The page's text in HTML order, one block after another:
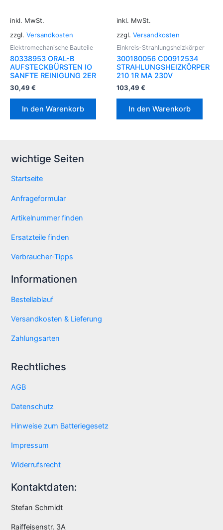
inkl. MwSt.
zzgl. Versandkosten
Elektromechanische Bauteile
80338953 ORAL-B
AUFSTECKBÜRSTEN IO
SANFTE REINIGUNG 2ER
30,49 €
In den Warenkorb
inkl. MwSt.
zzgl. Versandkosten
Einkreis-Strahlungsheizkörper
300180056 C00912534
STRAHLUNGSHEIZKÖRPER
210 1R MA 230V
103,49 €
In den Warenkorb
wichtige Seiten
Startseite
Anfrageformular
Artikelnummer finden
Ersatzteile finden
Verbraucher-Tipps
Informationen
Bestellablauf
Versandkosten & Lieferung
Zahlungsarten
Rechtliches
AGB
Datenschutz
Hinweise zum Batteriegesetz
Impressum
Widerrufsrecht
Kontaktdaten:
Stefan Schmidt
Raiffeisenstr. 3A